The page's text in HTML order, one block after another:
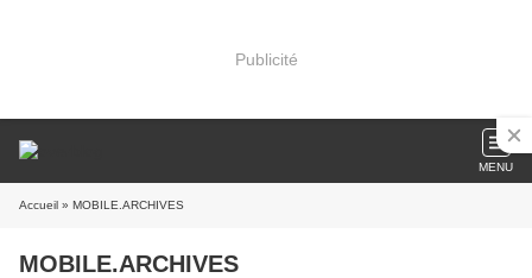
Publicité
MENU
Accueil » MOBILE.ARCHIVES
MOBILE.ARCHIVES